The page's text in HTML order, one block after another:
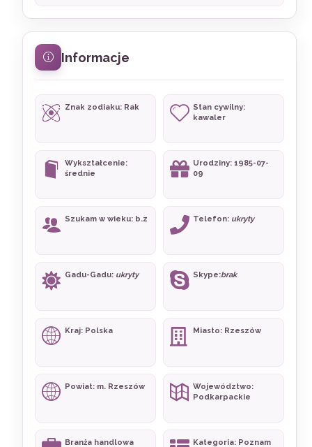
Informacje
Znak zodiaku: Rak
Stan cywilny:
kawaler
Wykształcenie:
średnie
Urodziny: 1985-07-
09
Szukam w wieku: b.z Telefon: ukryty
Gadu-Gadu: ukryty Skype:brak
Kraj: Polska Miasto: Rzeszów
Powiat: m. Rzeszów
Województwo:
Podkarpackie
Branża handlowa Kategoria: Poznam